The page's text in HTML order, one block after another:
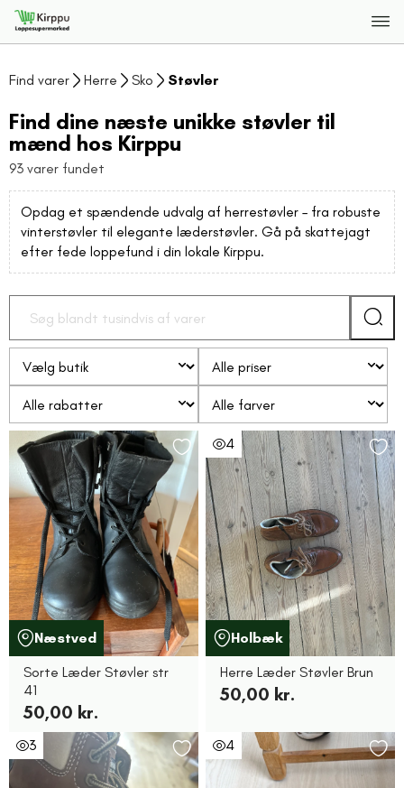
Find varer Herre Sko Støvler
Find dine næste unikke støvler til
mænd hos Kirppu
93 varer fundet
Opdag et spændende udvalg af herrestøvler – fra robuste
vinterstøvler til elegante læderstøvler. Gå på skattejagt
efter fede loppefund i din lokale Kirppu.
Næstved
Sorte Læder Støvler str
41
50,00 kr.
4
Holbæk
Herre Læder Støvler Brun
50,00 kr.
3 4